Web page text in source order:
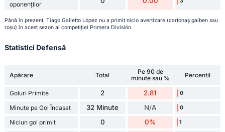
oponenților
Până în prezent, Tiago Galletto López nu a primit nicio avertizare (cartonaș galben sau
roșu) în acest sezon al competiției Primera División.
Statistici Defensă
Apărare Total
Pe 90 de
minute sau %
Percentil
Goluri Primite 2 2.81 0
Minute pe Gol Încasat 32 Minute N/A 0
Niciun gol primit 0 0% 1